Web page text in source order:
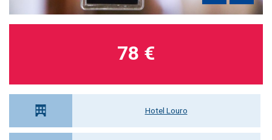
Hotel Louro
78 €